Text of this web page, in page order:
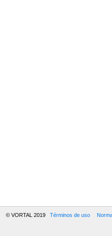
© VORTAL 2019 Términos de uso